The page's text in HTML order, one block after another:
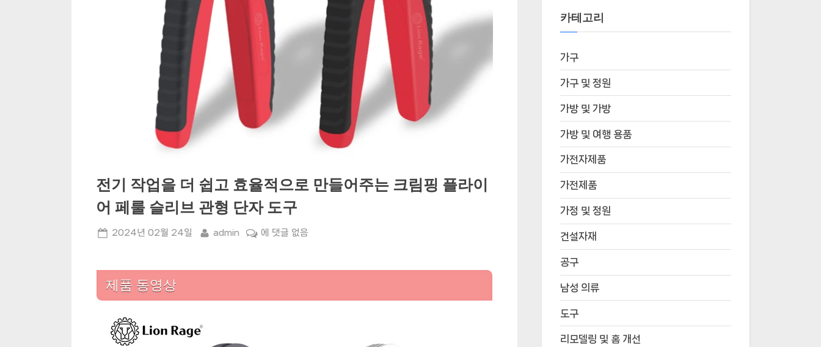
전기 작업을 더 쉽고 효율적으로 만들어주는 크림핑 플라이
어 페룰 슬리브 관형 단자 도구
Posted
2024년 02월 24일 By
admin
전
에 댓글 없음
제품 동영상
카테고리
가구
가구 및 정원
가방 및 가방
가방 및 여행 용품
가전자제품
가전제품
가정 및 정원
건설자재
공구
남성 의류
도구
리모델링 및 홈 개선